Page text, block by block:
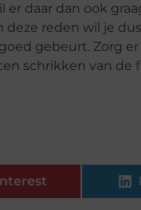
daar dan ook
reden wil je
gebeurt. Zorg
schrikken van de